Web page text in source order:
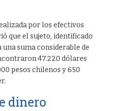
por los efectivos
que el sujeto, identificado
una suma considerable de
47.220 dólares
pesos chilenos y 650
dinero